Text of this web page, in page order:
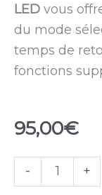
LED vous
du mode
temps de
fonctions
95,00€
-
quantité
de
+